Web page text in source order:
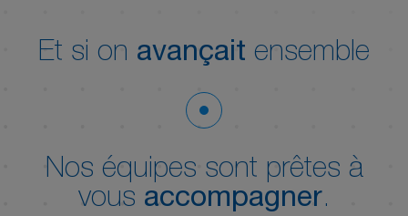
Et si on avançait ensemble
Nos équipes sont prêtes à
vous accompagner.